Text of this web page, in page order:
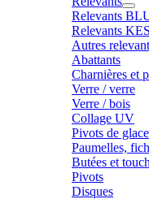
Relevants
Relevants
Autres
Abattants
Charnières et
Verre / verre
Verre / bois
Collage UV
Pivots de glace
Paumelles,
Butées et
Pivots
Disques